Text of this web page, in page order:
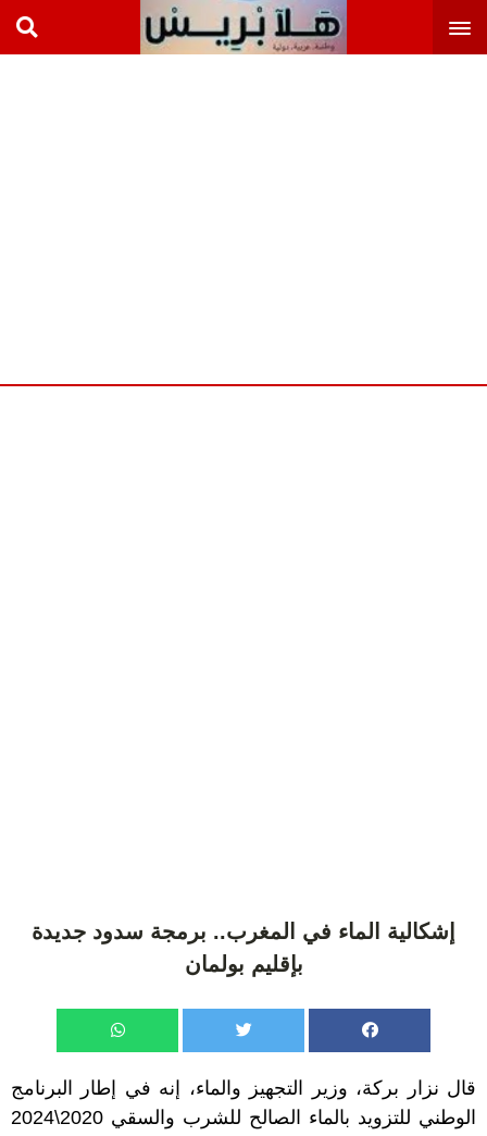
إشكالية الماء في المغرب.. برمجة سدود جديدة
بإقليم بولمان
قال نزار بركة، وزير التجهيز والماء، إنه في إطار البرنامج
الوطني للتزويد بالماء الصالح للشرب والسقي 2020\2024